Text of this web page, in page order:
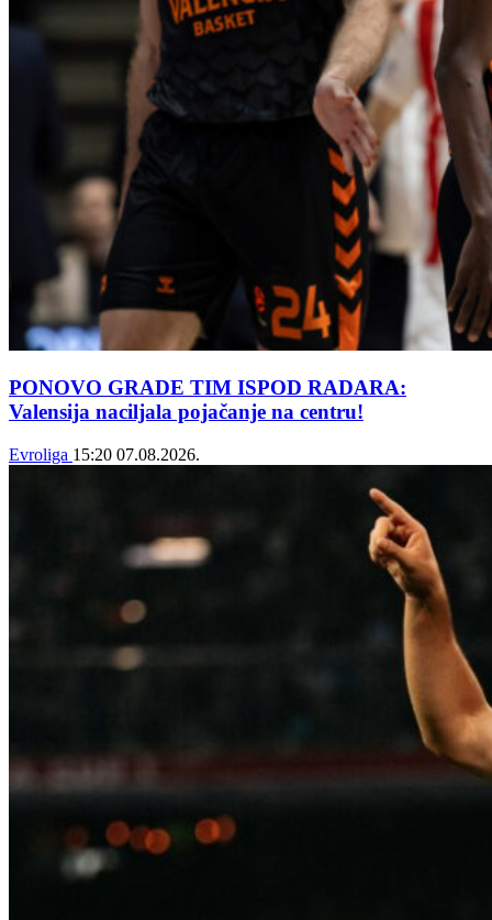
PONOVO GRADE TIM ISPOD RADARA:
Valensija naciljala pojačanje na centru!
Evroliga 15:20 07.08.2026.